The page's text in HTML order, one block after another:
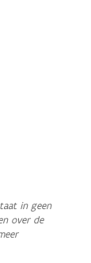
in geen
over de